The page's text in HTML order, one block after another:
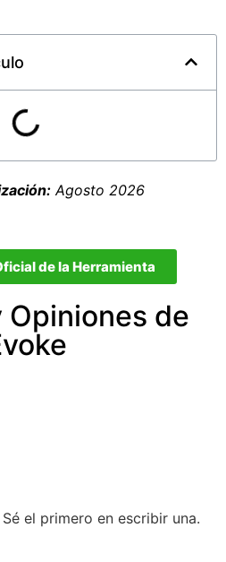
Agosto 2026
de la Herramienta
Opiniones de
el primero en escribir una.